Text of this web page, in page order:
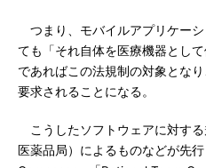
つまり、モバイルアプリケー
ても「それ自体を医療機器とし
であればこの法規制の対象とな
要求されることになる。
こうしたソフトウェアに対す
医薬品局）によるものなどが先